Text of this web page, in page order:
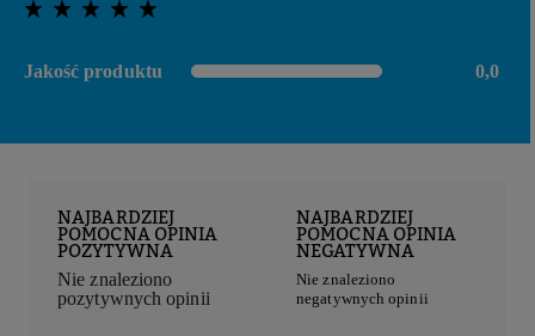
Jakość produktu
0,0 out of 5 stars 0,0
NAJBARDZIEJ
POMOCNA OPINIA
POZYTYWNA
Nie znaleziono
pozytywnych opinii
NAJBARDZIEJ
POMOCNA OPINIA
NEGATYWNA
Nie znaleziono
negatywnych opinii